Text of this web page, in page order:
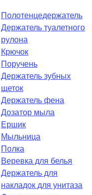
Полотенцедержатель
Держатель туалетного
рулона
Крючок
Поручень
Держатель зубных
щеток
Держатель фена
Дозатор мыла
Eршик
Мыльница
Полка
Веревка для белья
Держатель для
накладок для унитаза